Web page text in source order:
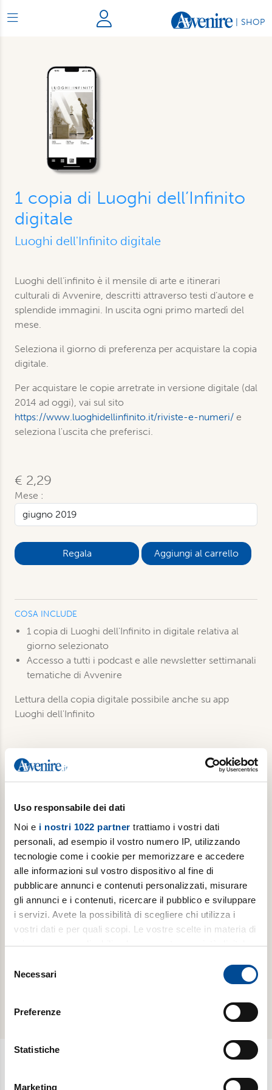
Uso responsabile dei dati
Noi e i nostri 1022 partner trattiamo i vostri dati
personali, ad esempio il vostro numero IP, utilizzando
tecnologie come i cookie per memorizzare e accedere
alle informazioni sul vostro dispositivo al fine di
pubblicare annunci e contenuti personalizzati, misurare
gli annunci e i contenuti, ricercare il pubblico e sviluppare
i servizi. Avete la possibilità di scegliere chi utilizza i
vostri dati e per quali scopi. Le vostre scelte in materia di
privacy sono applicabili solo su questa proprietà digitale
modificare o revocare il proprio consenso in qualsiasi
momento dalla Dichiarazione sui cookie o facendo clic
raccogliere informazioni sulla tua posizione
geografica, con un'approssimazione di qualche
delNecessari
Preferenze
Statistiche
Marketing
SHOP
1 copia di Luoghi dell’Infinito
digitale
Luoghi dell'Infinito digitale
Luoghi dell’infinito è il mensile di arte e itinerari
culturali di Avvenire, descritti attraverso testi d’autore e
splendide immagini. In uscita ogni primo martedì del
mese.
Seleziona il giorno di preferenza per acquistare la copia
digitale.
Per acquistare le copie arretrate in versione digitale (dal
2014 ad oggi), vai sul sito
https://www.luoghidellinfinito.it/riviste-e-numeri/ e
seleziona l'uscita che preferisci.
€ 2,29
Mese :
Aggiungi al carrello
COSA INCLUDE
1 copia di Luoghi dell'Infinito in digitale relativa al
giorno selezionato
Accesso a tutti i podcast e alle newsletter settimanali
tematiche di Avvenire
Lettura della copia digitale possibile anche su app
Luoghi dell'Infinito
Prodotti correlati
ABBONAMENTI -
LUOGHI
DELL'INFINITO
Abbonamento
annuale
cartaceo
più
ABBONAMENTI -
LUOGHI
DELL'INFINITO
Abbonamento
annuale
digitale
Newsletter